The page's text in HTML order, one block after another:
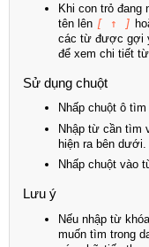
Khi con trỏ đang
tên lên [ ↑ ]
các từ được gợi
để xem chi tiết từ
Sử dụng chuột
Nhấp chuột ô
Nhập từ cần tìm
hiện ra bên dưới.
Nhấp chuột vào
Lưu ý
Nếu nhập từ
muốn tìm trong